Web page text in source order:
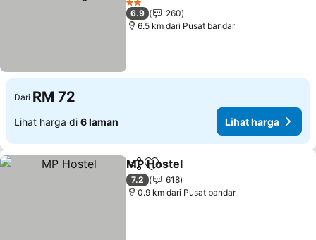
2 Bintang
6.9
260
6.5 km dari Pusat bandar
Dari RM 72
Lihat harga di 6 laman Lihat harga
KongsiTambah ke favorit
MP Hostel
7.2
618
0.9 km dari Pusat bandar